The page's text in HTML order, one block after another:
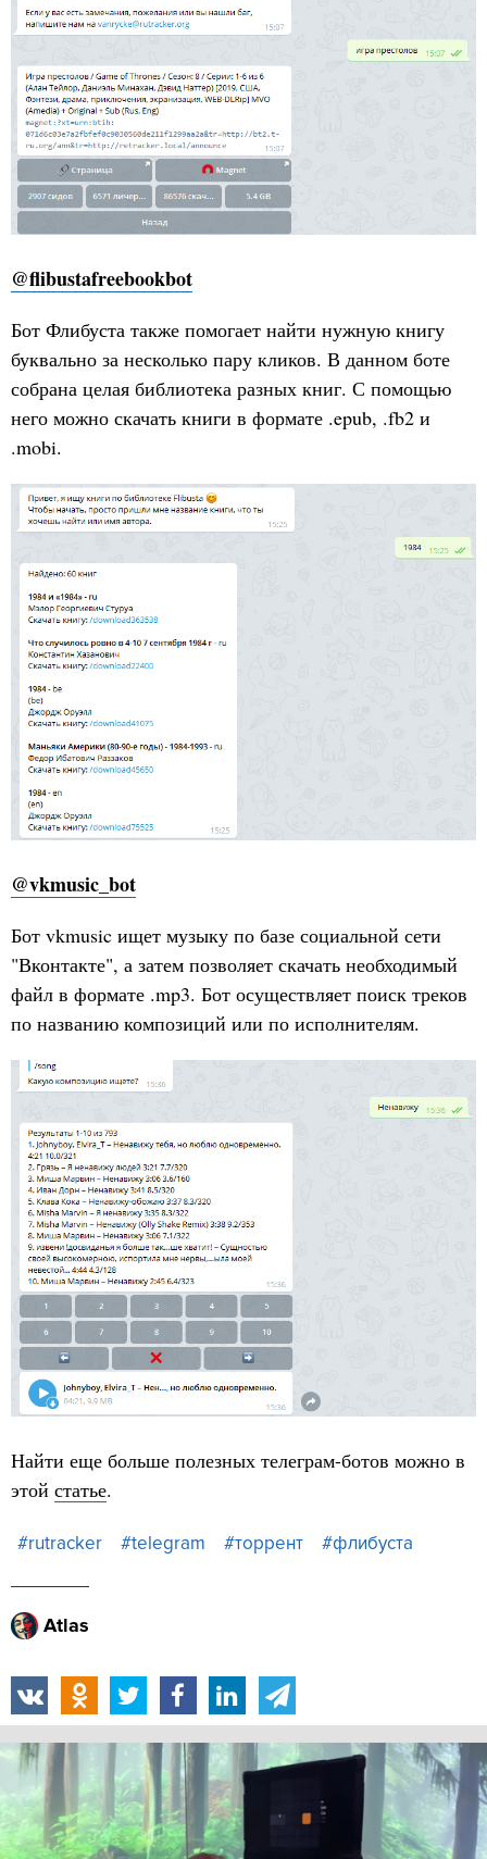
@flibustafreebookbot
Бот Флибуста также помогает найти нужную книгу
буквально за несколько пару кликов. В данном боте
собрана целая библиотека разных книг. С помощью
него можно скачать книги в формате .epub, .fb2 и
.mobi.
@vkmusic_bot
Бот vkmusic ищет музыку по базе социальной сети
"Вконтакте", а затем позволяет скачать необходимый
файл в формате .mp3. Бот осуществляет поиск треков
по названию композиций или по исполнителям.
Найти еще больше полезных телеграм-ботов можно в
этой статье.
#rutracker #telegram #торрент #флибуста
Atlas